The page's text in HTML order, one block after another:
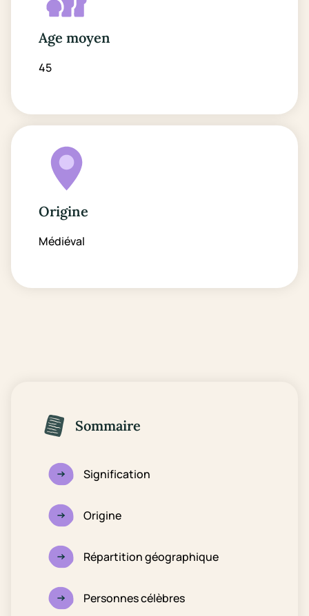
Age moyen
45
Origine
Médiéval
Sommaire
Signification
Origine
Répartition géographique
Personnes célèbres